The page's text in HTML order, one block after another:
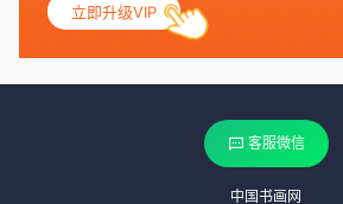
立即升级VIP
客服微信
中国书画网